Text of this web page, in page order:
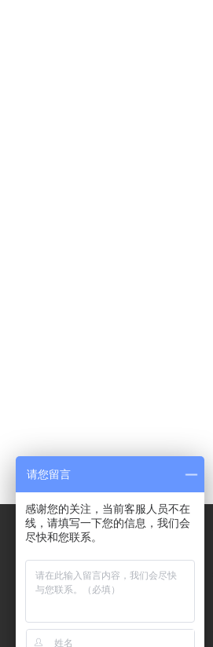
服务项目
智慧溯源
数字营销
请您留言
感谢您的关注，当前客服人员不在
线，请填写一下您的信息，我们会
尽快和您联系。